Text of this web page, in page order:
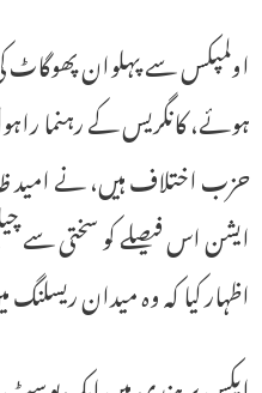
اولمپکس سے پہلوان پھوگاٹ
ہوئے، کانگریس کے رہنما
حزب اختلاف ہیں، نے امید
ایشن اس فیصلے کو سختی سے
اظہار کیا کہ وہ میدان